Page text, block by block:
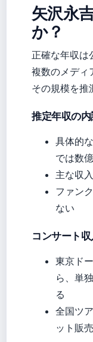
矢沢永
か？
正確な年収は
複数のメディ
その規模を推
推定年収の内
具体的
では数
主な収
ファン
ない
コンサート収
東京ド
ら、単
る
全国ツ
ット販